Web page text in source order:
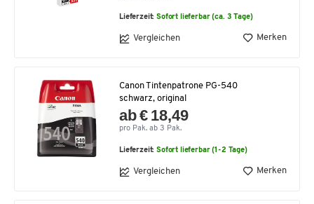
Lieferzeit:Sofort lieferbar (ca. 3 Tage)
Vergleichen Merken
Canon Tintenpatrone PG-540
schwarz, original
ab € 18,49
pro Pak. ab 3 Pak.
Lieferzeit:Sofort lieferbar (1-2 Tage)
Vergleichen Merken